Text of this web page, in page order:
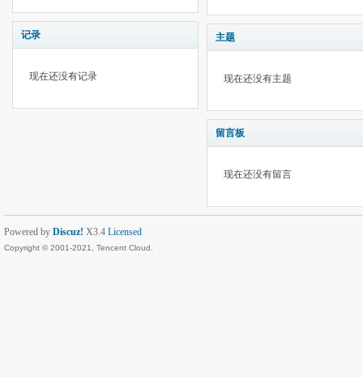
记录
现在还没有记录
主题
现在还没有主题
留言板
现在还没有留言
Powered by Discuz! X3.4 Licensed
Copyright © 2001-2021, Tencent Cloud.